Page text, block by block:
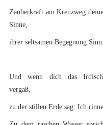
Zauberkraft am Kreuzweg
Sinne,
ihrer seltsamen Begegnung Sinn.
Und wenn dich das
vergaß,
zu der stillen Erde sag: Ich rinne.